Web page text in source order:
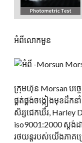
អំពីលោកមួន
ក្រុមហ៊ុន Morsan បច្ច
ផ្គត់ផ្គង់ចង្កៀងមុខដឹក
សិរ្សជេកឃឺរ, Harley
iso9001:2000 ស្តង់ដ
រថយន្តរបស់យើងភាគច្